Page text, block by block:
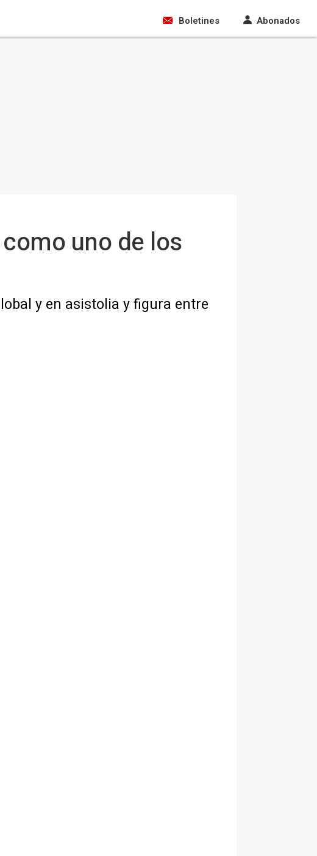
Boletines Abonados
uno de los
y en asistolia y figura entre